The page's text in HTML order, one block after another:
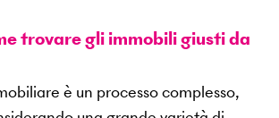
trovare gli immobili giusti da
è un processo complesso,